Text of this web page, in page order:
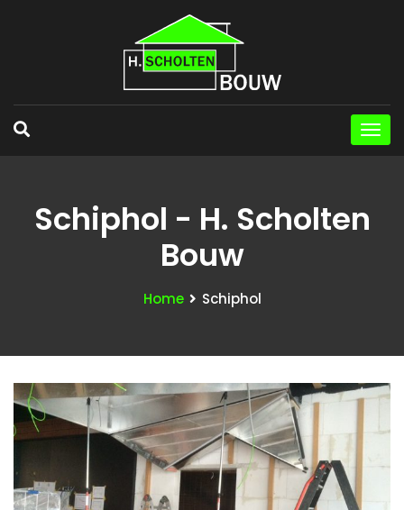
Schiphol - H. Scholten
Bouw
Home Schiphol